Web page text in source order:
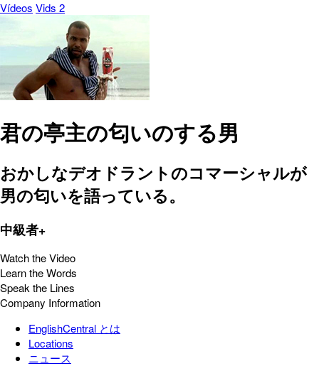
Vídeos Vids 2
君の亭主の匂いのする男
おかしなデオドラントのコマーシャルが
男の匂いを語っている。
中級者+
Watch the Video
Learn the Words
Speak the Lines
Company Information
EnglishCentral とは
Locations
ニュース